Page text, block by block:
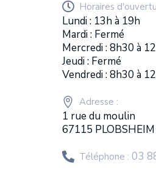
Horaires
Lundi : 13h à 19h
Mardi : Fermé
Mercredi : 8h30 à
Jeudi : Fermé
Vendredi : 8h30 à
Adresse :
1 rue du moulin
67115 PLOBSHEIM
Téléphone :03